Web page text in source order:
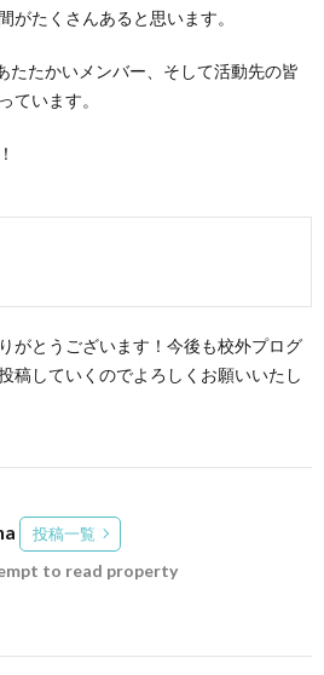
がたくさんあると思います。
たたかいメンバー、そして活動先の皆
ています。
がとうございます！今後も校外プログ
稿していくのでよろしくお願いいたし
投稿一覧
to read property